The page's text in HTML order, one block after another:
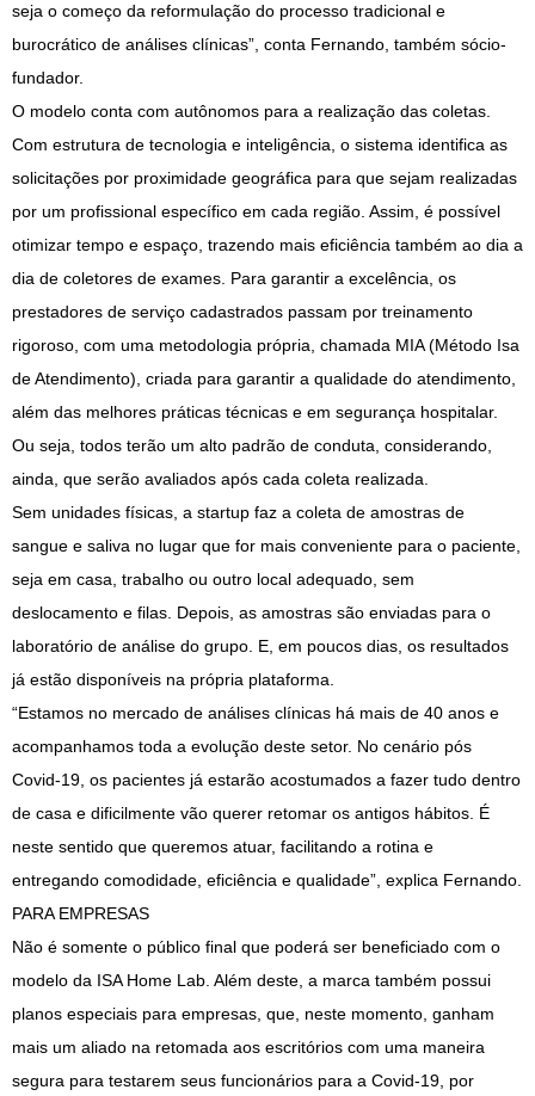
seja o começo da reformulação do processo tradicional e
burocrático de análises clínicas”, conta Fernando, também sócio-
fundador.
O modelo conta com autônomos para a realização das coletas.
Com estrutura de tecnologia e inteligência, o sistema identifica as
solicitações por proximidade geográfica para que sejam realizadas
por um profissional específico em cada região. Assim, é possível
otimizar tempo e espaço, trazendo mais eficiência também ao dia a
dia de coletores de exames. Para garantir a excelência, os
prestadores de serviço cadastrados passam por treinamento
rigoroso, com uma metodologia própria, chamada MIA (Método Isa
de Atendimento), criada para garantir a qualidade do atendimento,
além das melhores práticas técnicas e em segurança hospitalar.
Ou seja, todos terão um alto padrão de conduta, considerando,
ainda, que serão avaliados após cada coleta realizada.
Sem unidades físicas, a startup faz a coleta de amostras de
sangue e saliva no lugar que for mais conveniente para o paciente,
seja em casa, trabalho ou outro local adequado, sem
deslocamento e filas. Depois, as amostras são enviadas para o
laboratório de análise do grupo. E, em poucos dias, os resultados
já estão disponíveis na própria plataforma.
“Estamos no mercado de análises clínicas há mais de 40 anos e
acompanhamos toda a evolução deste setor. No cenário pós
Covid-19, os pacientes já estarão acostumados a fazer tudo dentro
de casa e dificilmente vão querer retomar os antigos hábitos. É
neste sentido que queremos atuar, facilitando a rotina e
entregando comodidade, eficiência e qualidade”, explica Fernando.
PARA EMPRESAS
Não é somente o público final que poderá ser beneficiado com o
modelo da ISA Home Lab. Além deste, a marca também possui
planos especiais para empresas, que, neste momento, ganham
mais um aliado na retomada aos escritórios com uma maneira
segura para testarem seus funcionários para a Covid-19, por